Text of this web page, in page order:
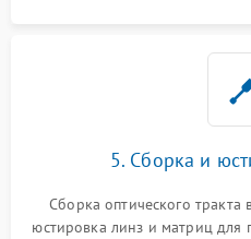
5. Сборка и
Сборка оптического тракта
юстировка линз и матриц для